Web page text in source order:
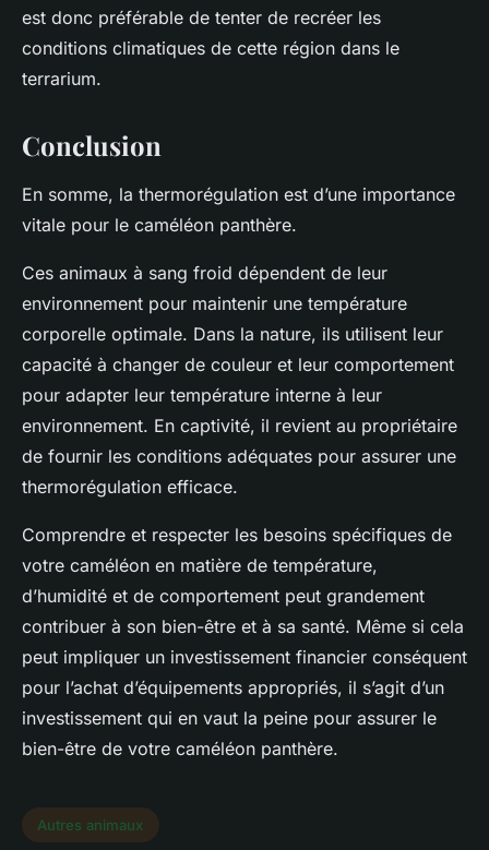
est donc préférable de tenter de recréer les
conditions climatiques de cette région dans le
terrarium.
Conclusion
En somme, la thermorégulation est d’une importance
vitale pour le caméléon panthère.
Ces animaux à sang froid dépendent de leur
environnement pour maintenir une température
corporelle optimale. Dans la nature, ils utilisent leur
capacité à changer de couleur et leur comportement
pour adapter leur température interne à leur
environnement. En captivité, il revient au propriétaire
de fournir les conditions adéquates pour assurer une
thermorégulation efficace.
Comprendre et respecter les besoins spécifiques de
votre caméléon en matière de température,
d’humidité et de comportement peut grandement
contribuer à son bien-être et à sa santé. Même si cela
peut impliquer un investissement financier conséquent
pour l’achat d’équipements appropriés, il s’agit d’un
investissement qui en vaut la peine pour assurer le
bien-être de votre caméléon panthère.
Autres animaux